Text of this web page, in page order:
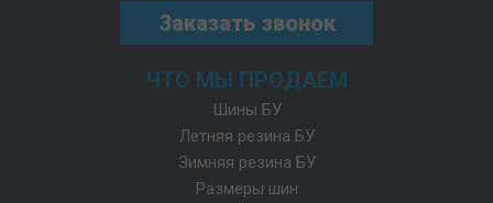
Заказать звонок
ЧТО МЫ ПРОДАЕМ
Шины БУ
Летняя резина БУ
Зимняя резина БУ
Размеры шин